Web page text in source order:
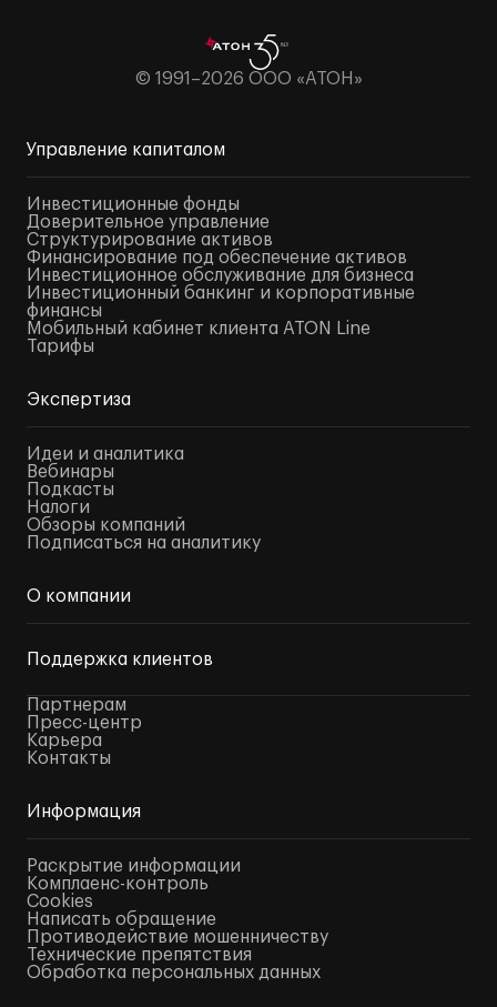
© 1991–2026 ООО «АТОН»
Управление капиталом
Инвестиционные фонды
Доверительное управление
Структурирование активов
Финансирование под обеспечение активов
Инвестиционное обслуживание для бизнеса
Инвестиционный банкинг и корпоративные
финансы
Мобильный кабинет клиента ATON Line
Тарифы
Экспертиза
Идеи и аналитика
Вебинары
Подкасты
Налоги
Обзоры компаний
Подписаться на аналитику
О компании
Поддержка клиентов
Партнерам
Пресс-центр
Карьера
Контакты
Информация
Раскрытие информации
Комплаенс-контроль
Cookies
Написать обращение
Противодействие мошенничеству
Технические препятствия
Обработка персональных данных